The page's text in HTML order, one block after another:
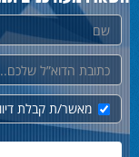
שם
דוא"ל
מאשר/ת קבלת